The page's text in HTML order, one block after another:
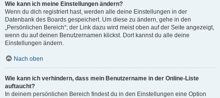
Wie kann ich meine Einstellungen ändern?
Wenn du dich registriert hast, werden alle deine Einstellungen in der
Datenbank des Boards gespeichert. Um diese zu ändern, gehe in den
„Persönlichen Bereich“; der Link dazu wird meist oben auf der Seite angezeigt,
wenn du auf deinen Benutzernamen klickst. Dort kannst du alle deine
Einstellungen ändern.
Nach oben
Wie kann ich verhindern, dass mein Benutzername in der Online-Liste
auftaucht?
In deinem persönlichen Bereich findest du in den Einstellungen eine Option